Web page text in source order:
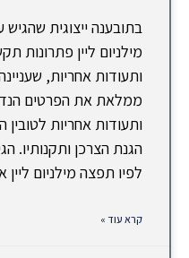
בתובענה ייצוגית שהגיש
מילניום ליין פתרונות
ותעודות אחריות,
ממלאת את הפרטים
ותעודות אחריות
הגנת הצרכן ותקנותיו.
לפיו תפצה מילניום
קרא עוד »